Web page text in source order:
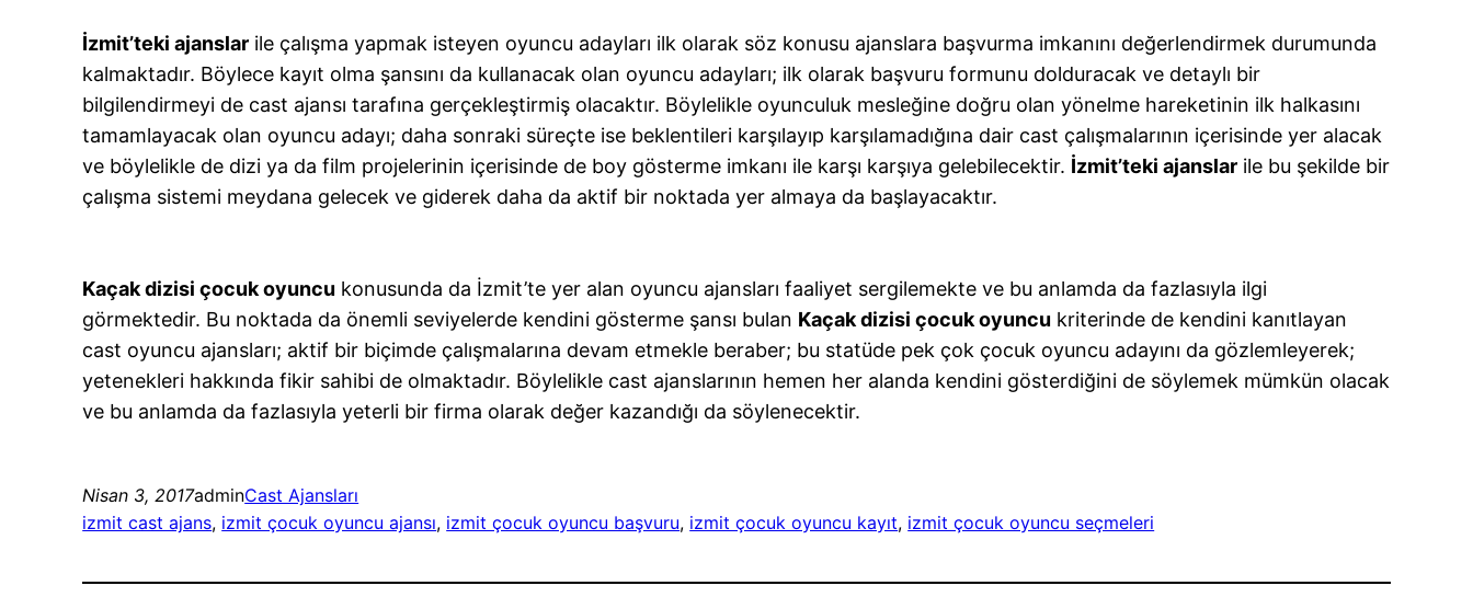
İzmit’teki ajanslar ile çalışma yapmak isteyen oyuncu adayları ilk olarak söz konusu ajanslara başvurma imkanını değerlendirmek durumunda
kalmaktadır. Böylece kayıt olma şansını da kullanacak olan oyuncu adayları; ilk olarak başvuru formunu dolduracak ve detaylı bir
bilgilendirmeyi de cast ajansı tarafına gerçekleştirmiş olacaktır. Böylelikle oyunculuk mesleğine doğru olan yönelme hareketinin ilk halkasını
tamamlayacak olan oyuncu adayı; daha sonraki süreçte ise beklentileri karşılayıp karşılamadığına dair cast çalışmalarının içerisinde yer alacak
ve böylelikle de dizi ya da film projelerinin içerisinde de boy gösterme imkanı ile karşı karşıya gelebilecektir. İzmit’teki ajanslar ile bu şekilde bir
çalışma sistemi meydana gelecek ve giderek daha da aktif bir noktada yer almaya da başlayacaktır.
Kaçak dizisi çocuk oyuncu konusunda da İzmit’te yer alan oyuncu ajansları faaliyet sergilemekte ve bu anlamda da fazlasıyla ilgi
görmektedir. Bu noktada da önemli seviyelerde kendini gösterme şansı bulan Kaçak dizisi çocuk oyuncu kriterinde de kendini kanıtlayan
cast oyuncu ajansları; aktif bir biçimde çalışmalarına devam etmekle beraber; bu statüde pek çok çocuk oyuncu adayını da gözlemleyerek;
yetenekleri hakkında fikir sahibi de olmaktadır. Böylelikle cast ajanslarının hemen her alanda kendini gösterdiğini de söylemek mümkün olacak
ve bu anlamda da fazlasıyla yeterli bir firma olarak değer kazandığı da söylenecektir.
Nisan 3, 2017adminCast Ajansları
izmit cast ajans, izmit çocuk oyuncu ajansı, izmit çocuk oyuncu başvuru, izmit çocuk oyuncu kayıt, izmit çocuk oyuncu seçmeleri